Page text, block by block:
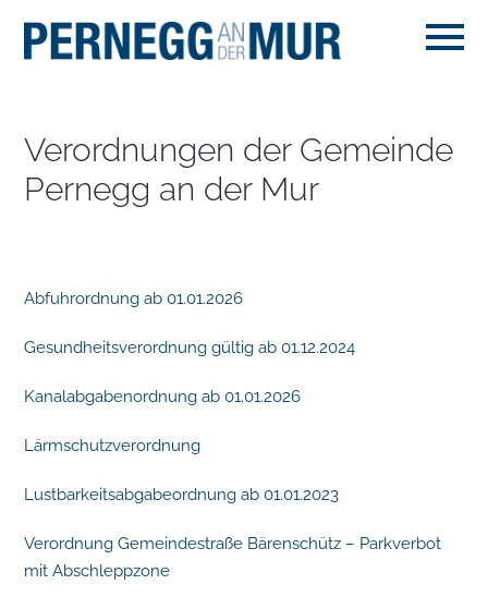
Verordnungen der Gemeinde
Pernegg an der Mur
Abfuhrordnung ab 01.01.2026
Gesundheitsverordnung gültig ab 01.12.2024
Kanalabgabenordnung ab 01.01.2026
Lärmschutzverordnung
Lustbarkeitsabgabeordnung ab 01.01.2023
Verordnung Gemeindestraße Bärenschütz – Parkverbot
mit Abschleppzone